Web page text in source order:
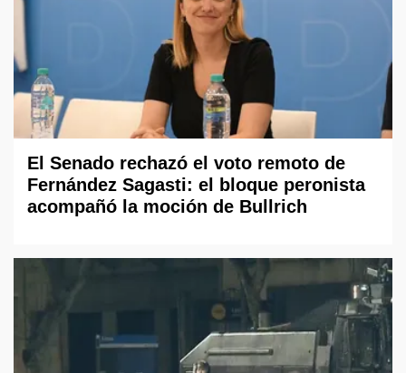
El Senado rechazó el voto remoto de
Fernández Sagasti: el bloque peronista
acompañó la moción de Bullrich